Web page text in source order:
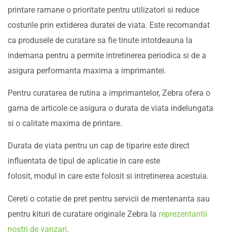
printare ramane o prioritate pentru utilizatori si reduce
costurile prin extiderea duratei de viata. Este recomandat
ca produsele de curatare sa fie tinute intotdeauna la
indemana pentru a permite intretinerea periodica si de a
asigura performanta maxima a imprimantei.
Pentru curatarea de rutina a imprimantelor, Zebra ofera o
gama de articole ce asigura o durata de viata indelungata
si o calitate maxima de printare.
Durata de viata pentru un cap de tiparire este direct
influentata de tipul de aplicatie in care este
folosit, modul in care este folosit si intretinerea acestuia.
Cereti o cotatie de pret pentru servicii de mentenanta sau
pentru kituri de curatare originale Zebra la reprezentantii
nostri de vanzari.